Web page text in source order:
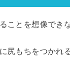
ことを想像でき
尻もちをつかれ